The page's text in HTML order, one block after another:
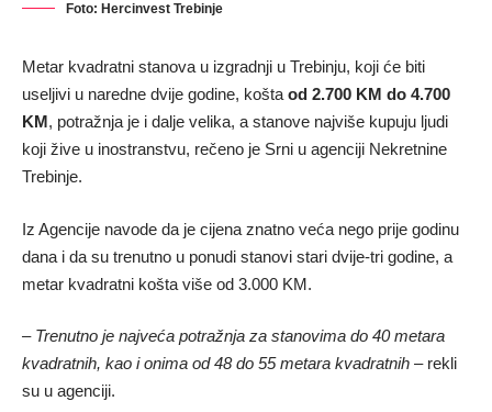
Foto: Hercinvest Trebinje
Metar kvadratni stanova u izgradnji u Trebinju, koji će biti
useljivi u naredne dvije godine, koštaod 2.700 KM do 4.700
KM , potražnja je i dalje velika, a stanove najviše kupuju ljudi
koji žive u inostranstvu, rečeno je Srni u agenciji Nekretnine
Trebinje.
Iz Agencije navode da je cijena znatno veća nego prije godinu
dana i da su trenutno u ponudi stanovi stari dvije-tri godine, a
metar kvadratni košta više od 3.000 KM.
– Trenutno je najveća potražnja za stanovima do 40 metara
kvadratnih, kao i onima od 48 do 55 metara kvadratnih – rekli
su u agenciji.